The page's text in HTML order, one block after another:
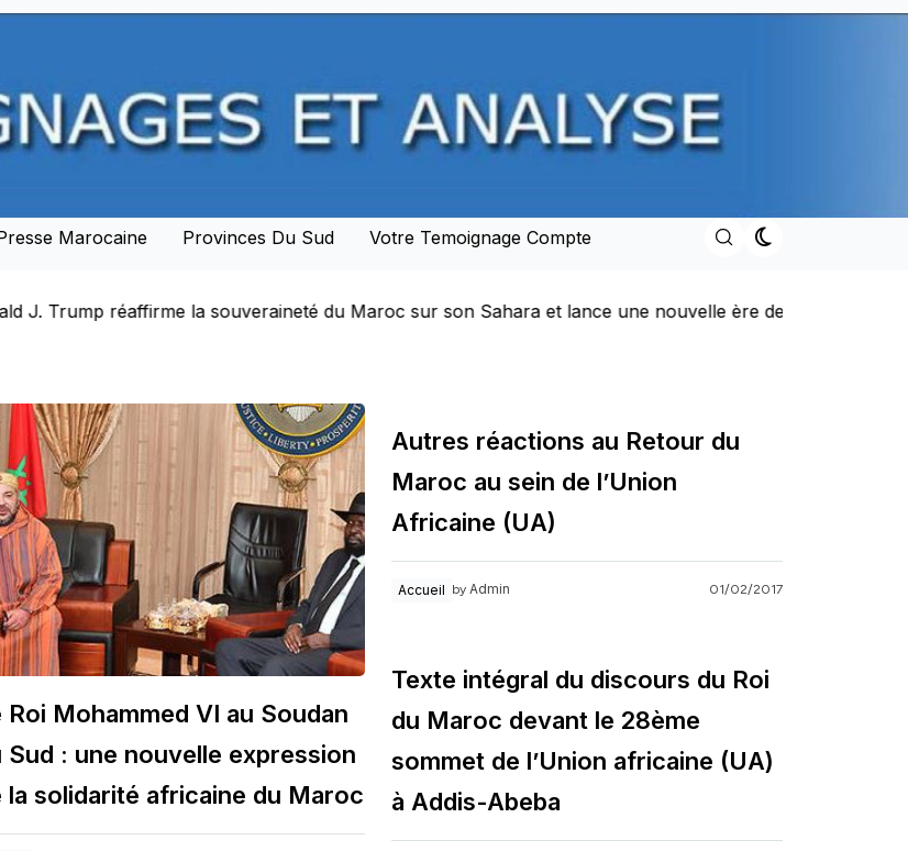
Marocaine Provinces Du Sud Votre Temoignage Compte
la souveraineté du Maroc sur son Sahara et lance une nouvelle ère de partenariat stratégique
Roi Mohammed VI au Soudan
Sud : une nouvelle expression
la solidarité africaine du Maroc
Autres réactions au Retour du
Maroc au sein de l’Union
Africaine (UA)
Accueil by Admin 01/02/2017
Texte intégral du discours du Roi
du Maroc devant le 28ème
sommet de l’Union africaine (UA)
à Addis-Abeba